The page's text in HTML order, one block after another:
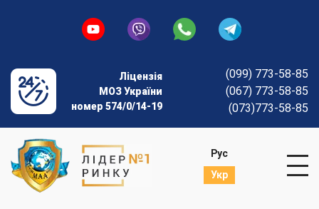
Ліцензія
МОЗ України
номер 574/0/14-19
(099) 773-58-85
(067) 773-58-85
(073)773-58-85
Рус
Укр